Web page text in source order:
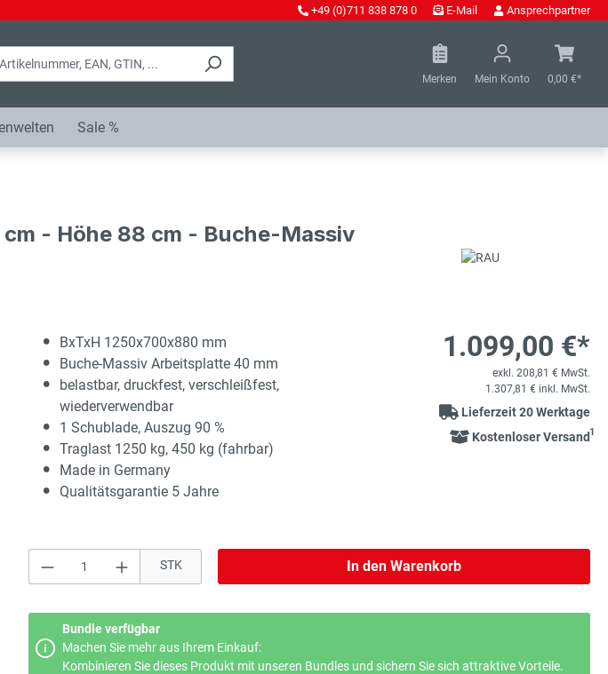
+49 (0)711 838 878 0 E-Mail Ansprechpartner
Merken Mein Konto 0,00 €*
Sale %
- Höhe 88 cm - Buche-Massiv
BxTxH 1250x700x880 mm
Buche-Massiv Arbeitsplatte 40 mm
belastbar, druckfest, verschleißfest,
wiederverwendbar
1 Schublade, Auszug 90 %
Traglast 1250 kg, 450 kg (fahrbar)
Made in Germany
Qualitätsgarantie 5 Jahre
1.099,00 €*
exkl. 208,81 € MwSt.
1.307,81 € inkl. MwSt.
Lieferzeit 20 Werktage
Kostenloser Versand1
Produkt Anzahl: Gib den gewünschten Wert ein oder
STK In den Warenkorb
Bundle verfügbar
Machen Sie mehr aus Ihrem Einkauf:
Kombinieren Sie dieses Produkt mit unseren Bundles und sichern Sie sich attraktive Vorteile.